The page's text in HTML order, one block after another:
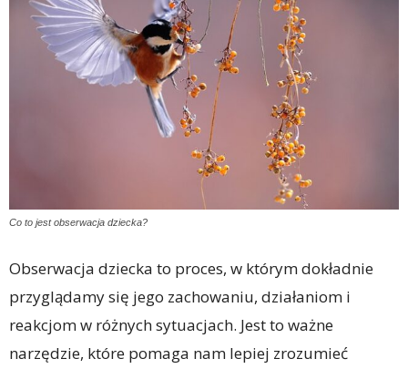
Co to jest obserwacja dziecka?
Obserwacja dziecka to proces, w którym dokładnie
przyglądamy się jego zachowaniu, działaniom i
reakcjom w różnych sytuacjach. Jest to ważne
narzędzie, które pomaga nam lepiej zrozumieć